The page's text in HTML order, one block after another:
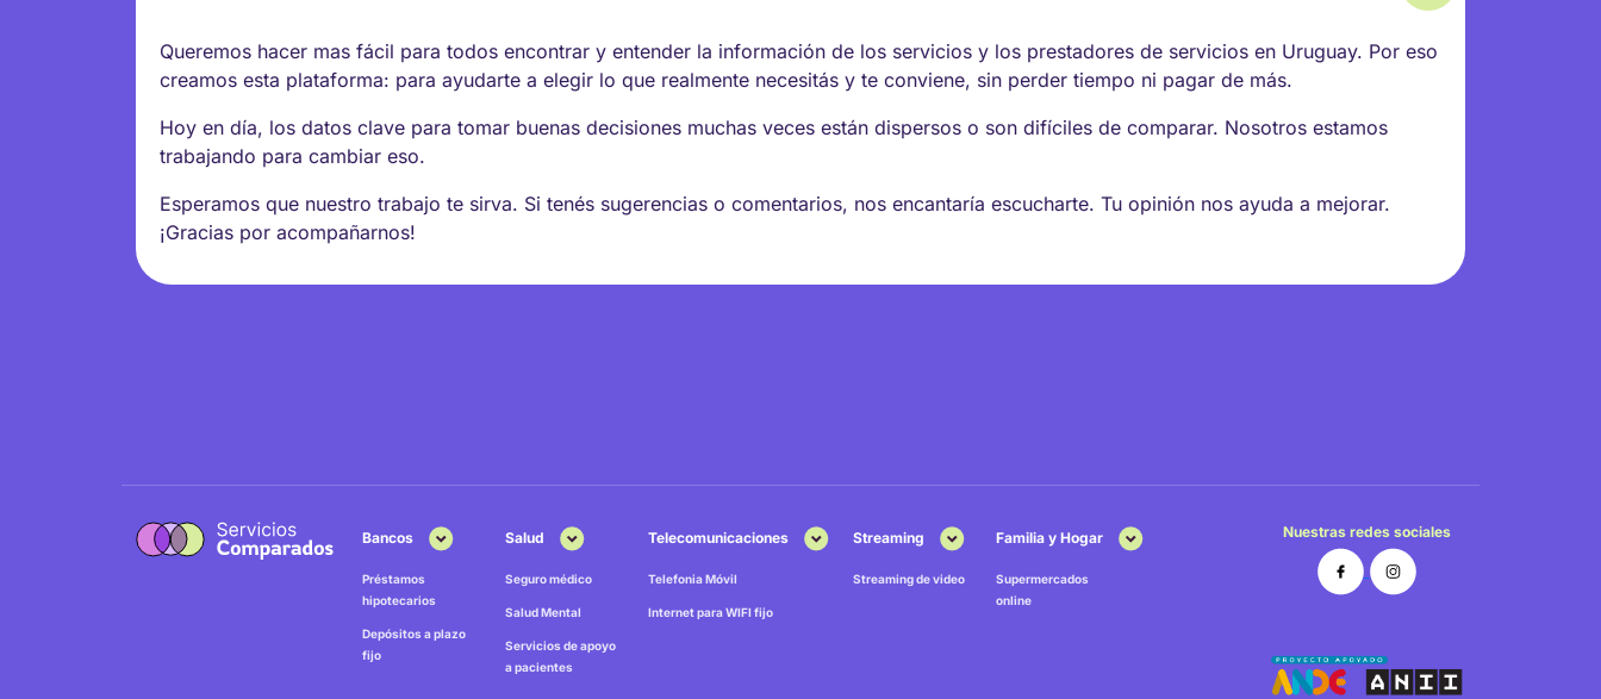
Queremos hacer mas fácil para todos encontrar y entender la información de los servicios y los prestadores de servicios en Uruguay. Por eso
creamos esta plataforma: para ayudarte a elegir lo que realmente necesitás y te conviene, sin perder tiempo ni pagar de más.
Hoy en día, los datos clave para tomar buenas decisiones muchas veces están dispersos o son difíciles de comparar. Nosotros estamos
trabajando para cambiar eso.
Esperamos que nuestro trabajo te sirva. Si tenés sugerencias o comentarios, nos encantaría escucharte. Tu opinión nos ayuda a mejorar.
¡Gracias por acompañarnos!
Bancos
Préstamos
hipotecarios
Depósitos a plazo
fijo
Salud
Seguro médico
Salud Mental
Servicios de apoyo
a pacientes
Telecomunicaciones
Telefonia Móvil
Internet para WIFI fijo
Streaming
Streaming de video
Familia y Hogar
Supermercados
online
Nuestras redes sociales